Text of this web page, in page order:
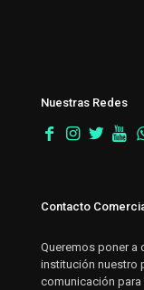
Nuestras Redes
Contacto
Queremos poner a
institución nuestro
comunicación para